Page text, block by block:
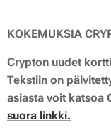
KOKEMUKSIA
Crypton uudet
Tekstiin on
asiasta voit katsoa
suora linkki.